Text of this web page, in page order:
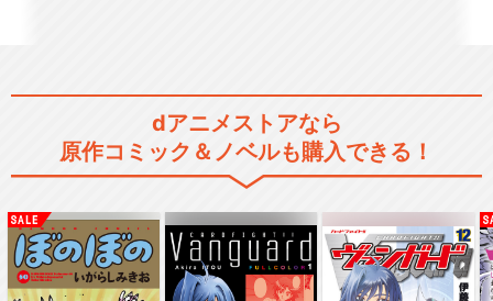
dアニメストアなら
原作コミック＆ノベルも購入できる！